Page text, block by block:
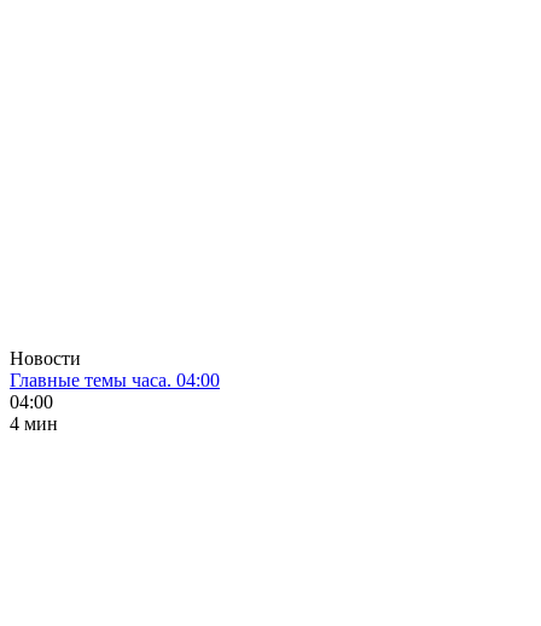
Новости
Главные темы часа. 04:00
04:00
4 мин